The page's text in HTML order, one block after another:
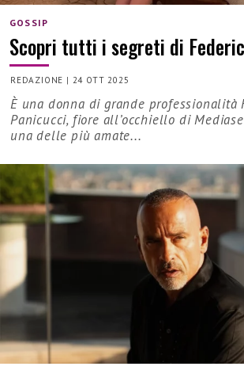
GOSSIP
Scopri tutti i segreti di
REDAZIONE | 24 OTT 2025
È una donna di grande professionalità
Panicucci, fiore all’occhiello di
una delle più amate...